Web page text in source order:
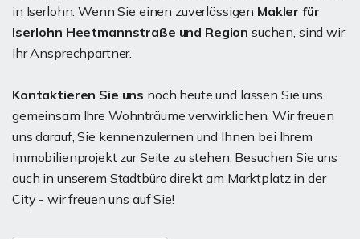
in Iserlohn. Wenn Sie einen zuverlässigen Makler für
Iserlohn Heetmannstraße und Region suchen, sind wir
Ihr Ansprechpartner.
Kontaktieren Sie uns noch heute und lassen Sie uns
gemeinsam Ihre Wohnträume verwirklichen. Wir freuen
uns darauf, Sie kennenzulernen und Ihnen bei Ihrem
Immobilienprojekt zur Seite zu stehen. Besuchen Sie uns
auch in unserem Stadtbüro direkt am Marktplatz in der
City - wir freuen uns auf Sie!